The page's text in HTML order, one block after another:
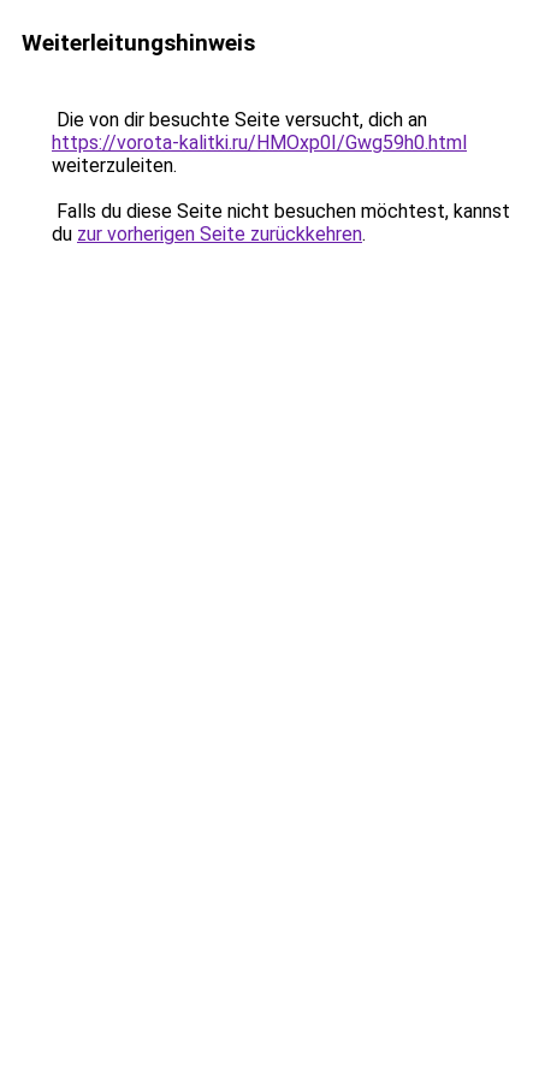
Weiterleitungshinweis
Die von dir besuchte Seite versucht, dich an
https://vorota-kalitki.ru/HMOxp0I/Gwg59h0.html
weiterzuleiten.
Falls du diese Seite nicht besuchen möchtest, kannst
du zur vorherigen Seite zurückkehren.